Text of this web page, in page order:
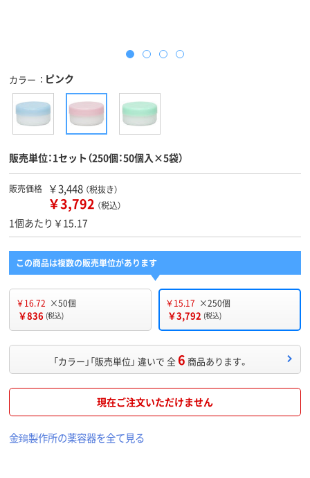
カラー ピンク
販売単位：1セット（250個：50個入×5袋）
販売価格 ￥3,448 （税抜き）
￥3,792 （税込）
1個あたり￥15.17
この商品は複数の販売単位があります
￥16.72 ×50個
￥836 (税込)
￥15.17 ×250個
￥3,792 (税込)
「カラー」「販売単位」 違いで 全6 商品あります。
現在ご注文いただけません
金鵄製作所の薬容器を全て見る